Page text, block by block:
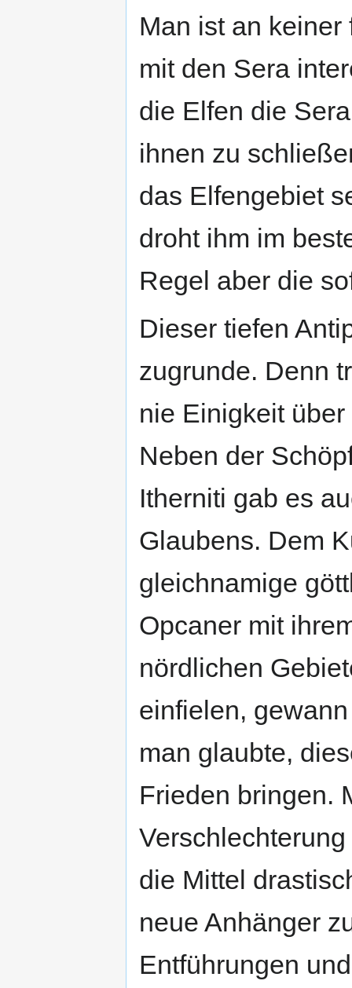
Man ist an
mit den Sera
die Elfen die
ihnen zu
das Elfengebiet
droht ihm im
Regel aber die
Dieser tiefen
zugrunde. Denn
nie Einigkeit
Neben der
Itherniti gab es
Glaubens. Dem
gleichnamige
Opcaner mit
nördlichen
einfielen,
man glaubte,
Frieden bringen.
die Mittel
neue Anhänger
Entführungen